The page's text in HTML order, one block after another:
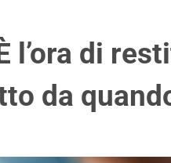
l’ora di
da